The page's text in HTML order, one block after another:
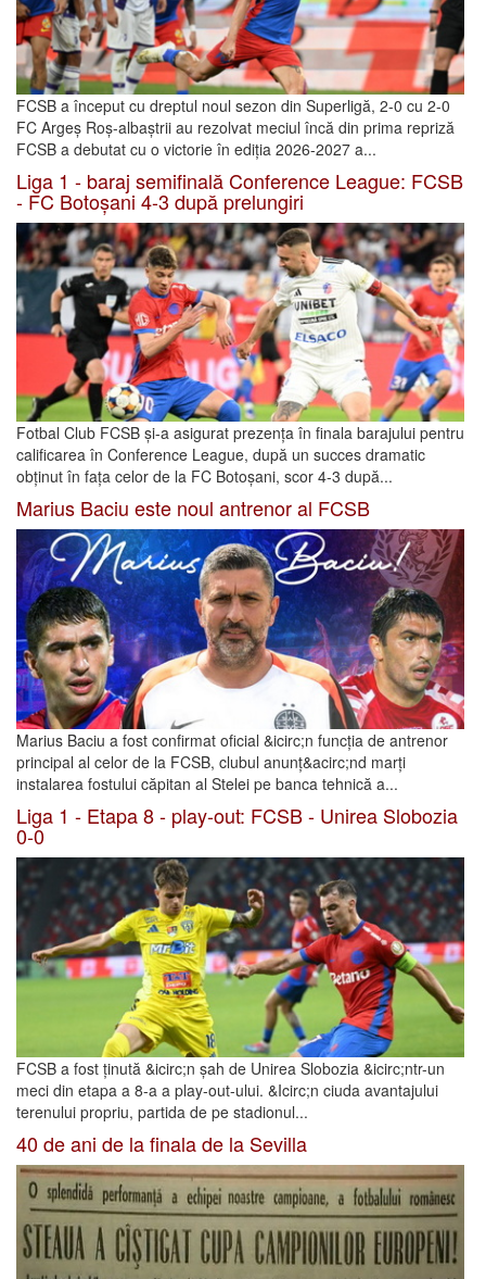
FCSB a început cu dreptul noul sezon din Superligă, 2-0 cu 2-0
FC Argeș Roș-albaștrii au rezolvat meciul încă din prima repriză
FCSB a debutat cu o victorie în ediția 2026-2027 a...
Liga 1 - baraj semifinală Conference League: FCSB
- FC Botoșani 4-3 după prelungiri
Fotbal Club FCSB și-a asigurat prezența în finala barajului pentru
calificarea în Conference League, după un succes dramatic
obținut în fața celor de la FC Botoșani, scor 4-3 după...
Marius Baciu este noul antrenor al FCSB
Marius Baciu a fost confirmat oficial &icirc;n funcția de antrenor
principal al celor de la FCSB, clubul anunț&acirc;nd marți
instalarea fostului căpitan al Stelei pe banca tehnică a...
Liga 1 - Etapa 8 - play-out: FCSB - Unirea Slobozia
0-0
FCSB a fost ținută &icirc;n șah de Unirea Slobozia &icirc;ntr-un
meci din etapa a 8-a a play-out-ului. &Icirc;n ciuda avantajului
terenului propriu, partida de pe stadionul...
40 de ani de la finala de la Sevilla